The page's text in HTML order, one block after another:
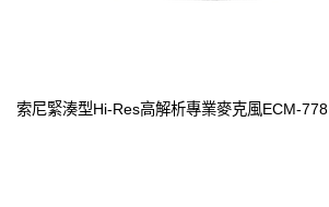
索尼緊湊型Hi-Res高解析專業麥克風ECM-778